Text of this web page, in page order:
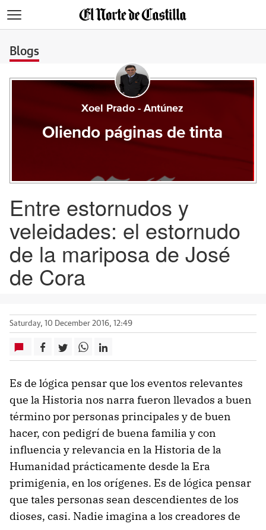
Blogs
Xoel Prado - Antúnez
Oliendo páginas de tinta
Entre estornudos y
veleidades: el estornudo
de la mariposa de José
de Cora
Saturday, 10 December 2016, 12:49
Es de lógica pensar que los eventos relevantes
que la Historia nos narra fueron llevados a buen
término por personas principales y de buen
hacer, con pedigrí de buena familia y con
influencia y relevancia en la Historia de la
Humanidad prácticamente desde la Era
primigenia, en los orígenes. Es de lógica pensar
que tales personas sean descendientes de los
dioses, casi. Nadie imagina a los creadores de